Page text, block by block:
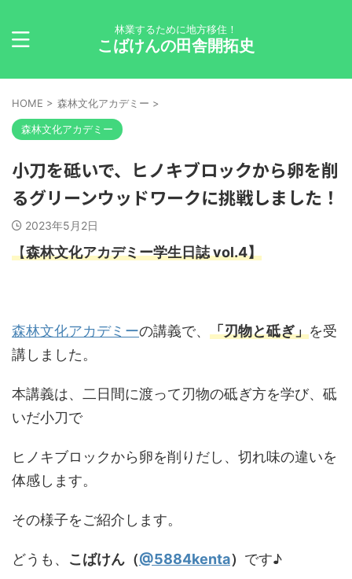
林業するために地方移住！
こばけんの田舎開拓史
HOME > 森林文化アカデミー >
森林文化アカデミー
小刀を砥いで、ヒノキブロックから卵を削
るグリーンウッドワークに挑戦しました！
2023年5月2日
【森林文化アカデミー学生日誌vol.4】
森林文化アカデミーの講義で、 「刃物と砥ぎ」を受
講しました。
本講義は、二日間に渡って刃物の砥ぎ方を学び、砥
いだ小刀で
ヒノキブロックから卵を削りだし、切れ味の違いを
体感します。
その様子をご紹介します。
どうも、 こばけん（@5884kenta） です♪